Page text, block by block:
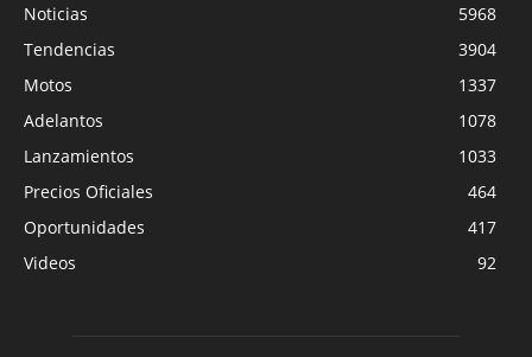
Noticias
5968
Tendencias
3904
Motos
1337
Adelantos
1078
Lanzamientos
1033
Precios Oficiales
464
Oportunidades
417
Videos
92